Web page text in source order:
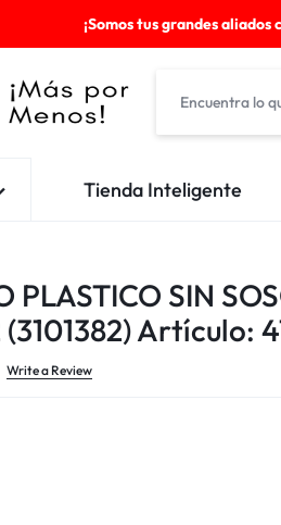
¡Somos tus grandes
Tienda Inteligente
PLASTICO SIN
Artículo:
Write a Review